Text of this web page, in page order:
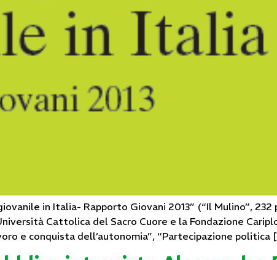
in Italia- Rapporto Giovani 2013” (“Il Mulino”, 232
Cattolica del Sacro Cuore e la Fondazione
e conquista dell’autonomia”, “Partecipazione politica